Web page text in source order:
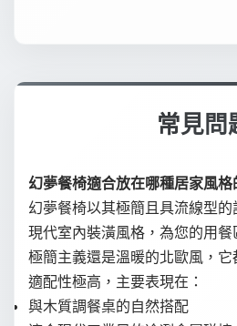
常見問
幻夢餐椅適合放在哪種居家風格
幻夢餐椅以其極簡且具流線型
現代室內裝潢風格，為您的用
極簡主義還是溫暖的北歐風，
適配性極高，主要表現在：
與木質調餐桌的自然搭配